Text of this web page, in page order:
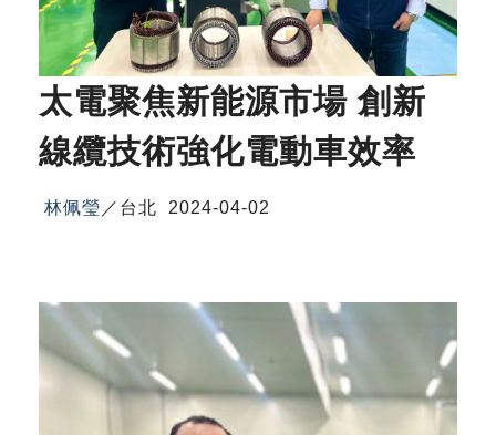
太電聚焦新能源市場 創新
線纜技術強化電動車效率
林佩瑩 ／ 台北 2024-04-02